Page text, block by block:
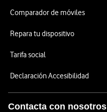
Comparador de móviles
Repara tu dispositivo
Tarifa social
Declaración Accesibilidad
Contacta con nosotros